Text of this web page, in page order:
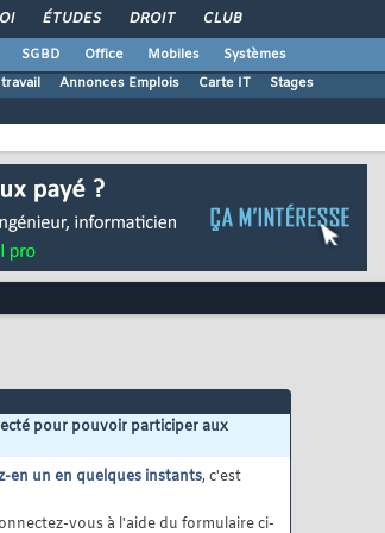
ÉTUDES DROIT CLUB
SGBD Office Mobiles
Systèmes
Annonces Emplois Carte IT Stages
pour pouvoir participer aux
en un en quelques instants, c'est
vous à l'aide du formulaire ci-